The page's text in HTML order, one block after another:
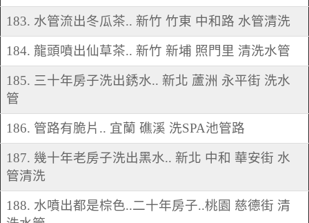
183. 水管流出冬瓜茶.. 新竹 竹東 中和路 水管清洗
184. 龍頭噴出仙草茶.. 新竹 新埔 照門里 清洗水管
185. 三十年房子洗出銹水.. 新北 蘆洲 永平街 洗水
管
186. 管路有脆片.. 宜蘭 礁溪 洗SPA池管路
187. 幾十年老房子洗出黑水.. 新北 中和 華安街 水
管清洗
188. 水噴出都是棕色..二十年房子..桃園 慈德街 清